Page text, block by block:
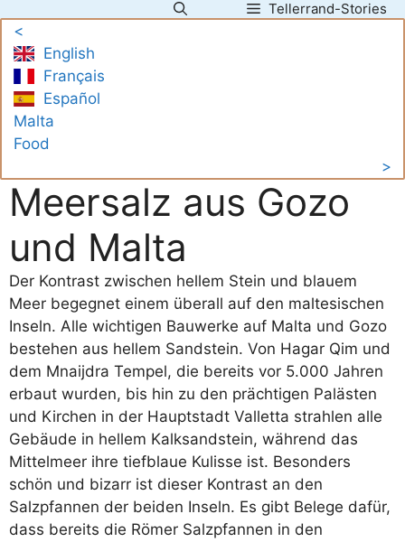
Inhalt
springen
Tellerrand-Stories
<
English
Français
Español
Malta
Food
>
Meersalz aus Gozo
und Malta
Der Kontrast zwischen hellem Stein und blauem
Meer begegnet einem überall auf den maltesischen
Inseln. Alle wichtigen Bauwerke auf Malta und Gozo
bestehen aus hellem Sandstein. Von Hagar Qim und
dem Mnaijdra Tempel, die bereits vor 5.000 Jahren
erbaut wurden, bis hin zu den prächtigen Palästen
und Kirchen in der Hauptstadt Valletta strahlen alle
Gebäude in hellem Kalksandstein, während das
Mittelmeer ihre tiefblaue Kulisse ist. Besonders
schön und bizarr ist dieser Kontrast an den
Salzpfannen der beiden Inseln. Es gibt Belege dafür,
dass bereits die Römer Salzpfannen in den